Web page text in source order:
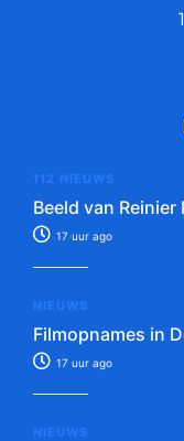
112 NIEUWS
Beeld van
17 uur ago
NIEUWS
Filmopnames in
17 uur ago
NIEUWS